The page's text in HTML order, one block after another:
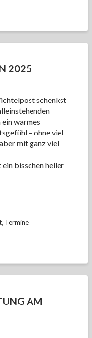
2025
schenkst
ein warmes
– ohne viel
mit ganz viel
bisschen heller
, Termine
AM